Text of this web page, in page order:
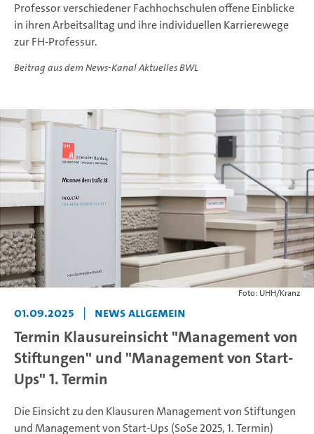
Professor verschiedener Fachhochschulen offene Einblicke
in ihren Arbeitsalltag und ihre individuellen Karrierewege
zur FH-Professur.
Beitrag aus dem News-Kanal Aktuelles BWL
Foto: UHH/Kranz
01.09.2025 | News Allgemein
Termin Klausureinsicht "Management von
Stiftungen" und "Management von Start-
Ups" 1. Termin
Die Einsicht zu den Klausuren Management von Stiftungen
und Management von Start-Ups (SoSe 2025, 1. Termin)